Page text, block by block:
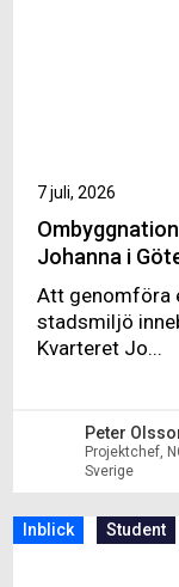
7 juli, 2026
Johanna i
Att genomföra
stadsmiljö
Kvarteret Jo...
Peter
Projektchef,
Sverige
Inblick Student